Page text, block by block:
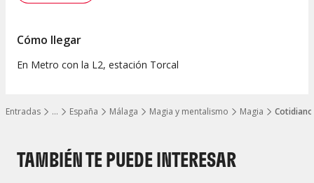
…
Mostrar todos los niveles
Entradas España Málaga Magia y mentalismo Magia
Cómo llegar
En Metro con la L2, estación Torcal
TAMBIÉN TE PUEDE INTERESAR